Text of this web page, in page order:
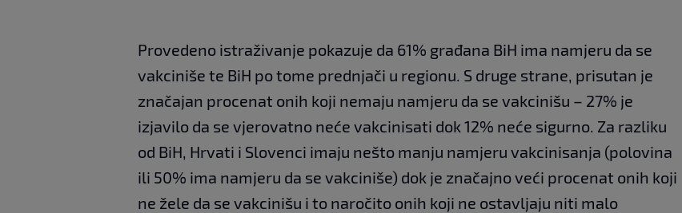
Provedeno istraživanje pokazuje da 61% građana BiH ima namjeru da se
vakciniše te BiH po tome prednjači u regionu. S druge strane, prisutan je
značajan procenat onih koji nemaju namjeru da se vakcinišu – 27% je
izjavilo da se vjerovatno neće vakcinisati dok 12% neće sigurno. Za razliku
od BiH, Hrvati i Slovenci imaju nešto manju namjeru vakcinisanja (polovina
ili 50% ima namjeru da se vakciniše) dok je značajno veći procenat onih koji
ne žele da se vakcinišu i to naročito onih koji ne ostavljaju niti malo